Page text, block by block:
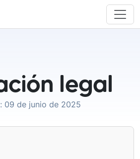
legal
09 de junio de 2025